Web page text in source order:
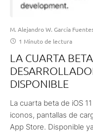
M. Alejandro W. García
1 Minuto de lectura
LA CUARTA
DISPONIBLE
La cuarta beta de iOS
iconos, pantallas de
App Store. Disponible